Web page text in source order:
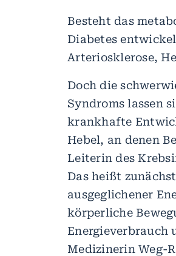
Besteht das
Diabetes
Arteriosklerose,
Doch die
Syndroms lassen
krankhafte
Hebel, an denen
Leiterin des
Das heißt
ausgeglichener
körperliche
Energieverbrauch
Medizinerin Weg-